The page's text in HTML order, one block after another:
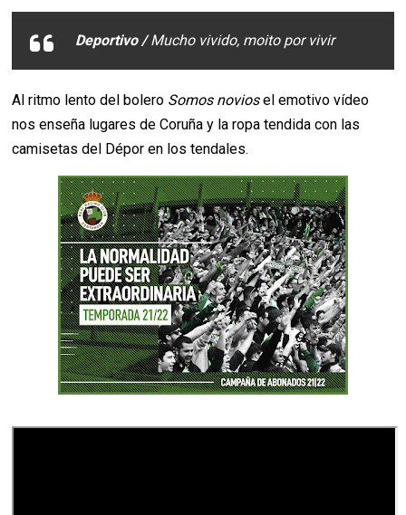
Deportivo /Mucho vivido, moito por vivir
Al ritmo lento del bolero Somos noviosel emotivo vídeo
nos enseña lugares de Coruña y la ropa tendida con las
camisetas del Dépor en los tendales.